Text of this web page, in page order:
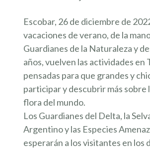
Escobar, 26 de diciembre de
vacaciones de verano, de la
Guardianes de la Naturaleza y
años, vuelven las actividades en
pensadas para que grandes y
participar y descubrir más sobre
flora del mundo.
Los Guardianes del Delta, la
Argentino y las Especies
esperarán a los visitantes en los